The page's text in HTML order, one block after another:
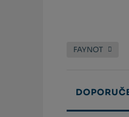
FAYNOT